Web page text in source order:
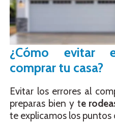
¿Cómo evitar
comprar tu casa?
Evitar los errores al
preparas bien y te
te explicamos los puntos